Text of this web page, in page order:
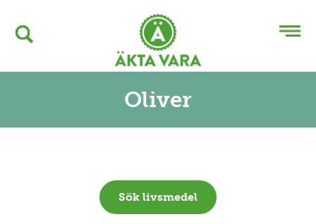
Oliver
Sök livsmedel